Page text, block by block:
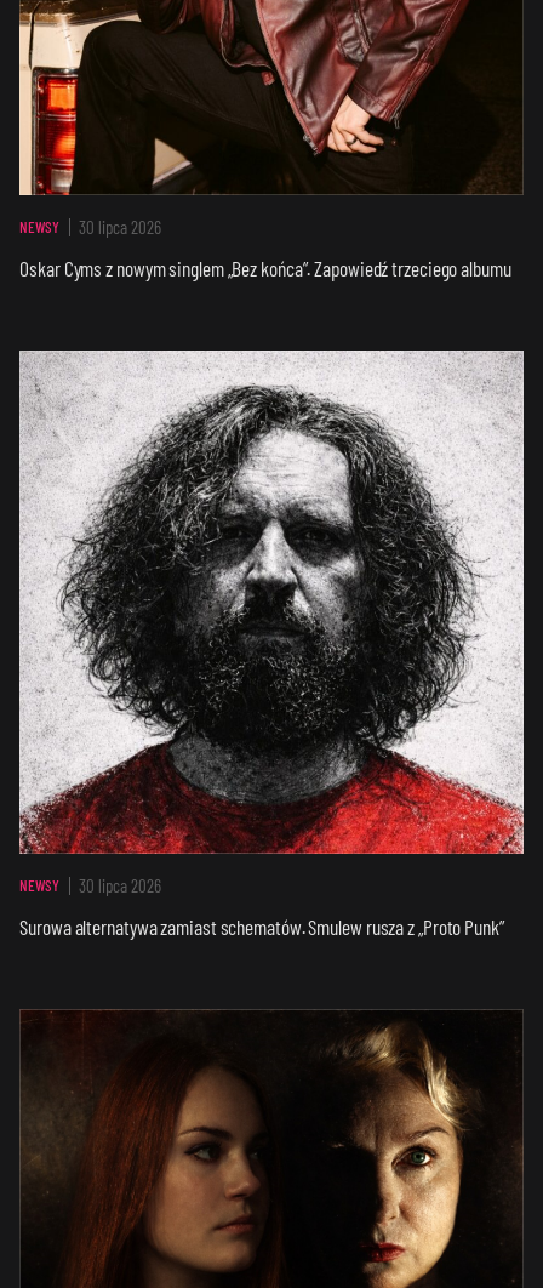
NEWSY 30 lipca 2026
Oskar Cyms z nowym singlem „Bez końca”. Zapowiedź trzeciego albumu
NEWSY 30 lipca 2026
Surowa alternatywa zamiast schematów. Smulew rusza z „Proto Punk”